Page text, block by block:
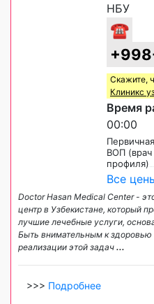
НБУ
☎
Скажите,
Клиникс
Время
00:00
ВОП
профиля)
Все
Doctor Hasan Medical Center -
центр в Узбекистане, который
лучшие лечебные услуги,
Быть внимательным к
реализации этой задач ...
>>> Подробнее